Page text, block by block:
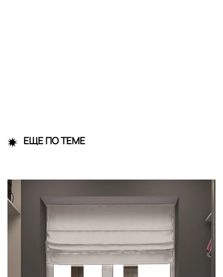
ЕЩЕ ПО ТЕМЕ